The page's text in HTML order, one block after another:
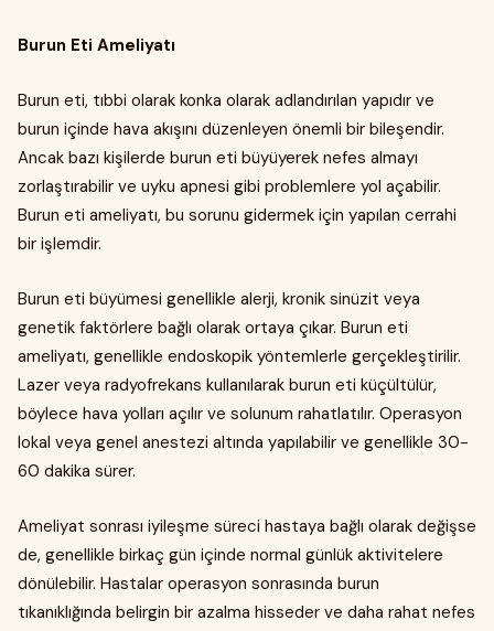
Burun Eti Ameliyatı
Burun eti, tıbbi olarak konka olarak adlandırılan yapıdır ve
burun içinde hava akışını düzenleyen önemli bir bileşendir.
Ancak bazı kişilerde burun eti büyüyerek nefes almayı
zorlaştırabilir ve uyku apnesi gibi problemlere yol açabilir.
Burun eti ameliyatı, bu sorunu gidermek için yapılan cerrahi
bir işlemdir.
Burun eti büyümesi genellikle alerji, kronik sinüzit veya
genetik faktörlere bağlı olarak ortaya çıkar. Burun eti
ameliyatı, genellikle endoskopik yöntemlerle gerçekleştirilir.
Lazer veya radyofrekans kullanılarak burun eti küçültülür,
böylece hava yolları açılır ve solunum rahatlatılır. Operasyon
lokal veya genel anestezi altında yapılabilir ve genellikle 30-
60 dakika sürer.
Ameliyat sonrası iyileşme süreci hastaya bağlı olarak değişse
de, genellikle birkaç gün içinde normal günlük aktivitelere
dönülebilir. Hastalar operasyon sonrasında burun
tıkanıklığında belirgin bir azalma hisseder ve daha rahat nefes